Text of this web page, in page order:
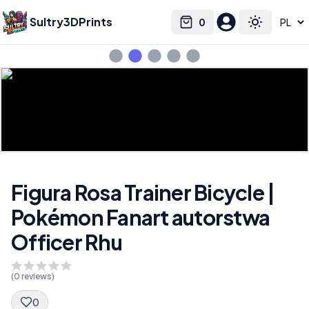
Sultry3DPrints 0
Cart Toggle
Select language
Figura Rosa Trainer Bicycle |
Pokémon Fanart autorstwa
Officer Rhu
(0 reviews)
0